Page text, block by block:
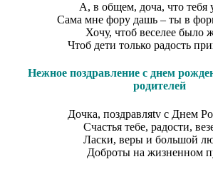
А, в общем, доча, что тебя
Сама мне фору дашь – ты в
Хочу, чтоб веселее было
Чтоб дети только радость
Нежное поздравление с днем
родителей
Дочка, поздравляtv с Днем
Счастья тебе, радости,
Ласки, веры и большой
Доброты на жизненном